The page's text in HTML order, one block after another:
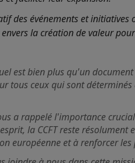
des événements et
la création de valeur
est bien plus qu'un
tous ceux qui sont
a rappelé l'importance
la CCFT reste
européenne et à renforcer